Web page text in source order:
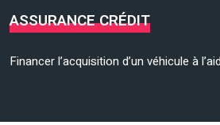
ASSURANCE CRÉDIT
Financer l’acquisition d’un véhicule à